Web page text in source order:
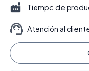
Tiempo de
Atención al